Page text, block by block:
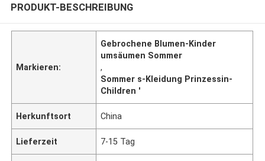
PRODUKT-BESCHREIBUNG
Markieren:
Gebrochene Blumen-Kinder
umsäumen Sommer
,
Sommer s-Kleidung Prinzessin-
Children '
Herkunftsort China
Lieferzeit 7-15 Tag